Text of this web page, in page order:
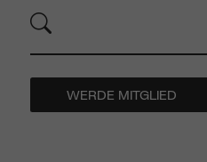
WERDE MITGLIED